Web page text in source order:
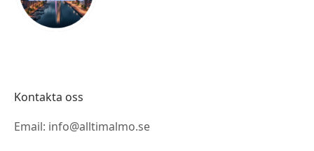
Kontakta oss
Email: info@alltimalmo.se